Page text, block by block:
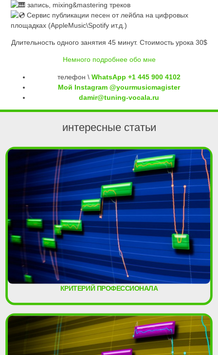
запись, mixing&mastering треков
Сервис публикации песен от лейбла на цифровых
площадках (AppleMusic\Spotify ит.д.)
Длительность одного занятия 45 минут. Стоимость урока 30$
Немного подробнее обо мне
телефон \ WhatsApp +1 445 900 4102
Мой Instagram @yourmusicmagister
damir@tuning-vocala.ru
интересные статьи
КРИТЕРИЙ ПРОФЕССИОНАЛА